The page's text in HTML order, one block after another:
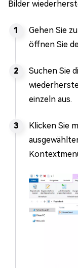
Bilder
Gehen Sie
öffnen Sie
Suchen Sie
einzeln aus.
Klicken Sie